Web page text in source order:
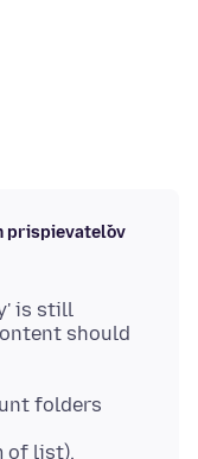
prispievateľov
is still
should
folders
of list).